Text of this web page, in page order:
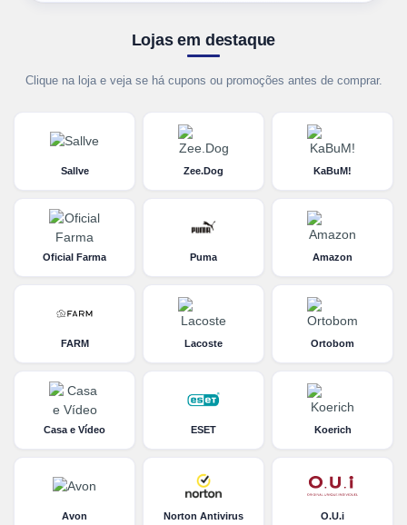
Lojas em destaque
Clique na loja e veja se há cupons ou promoções antes de comprar.
Sallve Zee.Dog KaBuM!
Oficial Farma Puma Amazon
FARM Lacoste Ortobom
Casa e Vídeo ESET Koerich
Avon Norton Antivirus O.U.i